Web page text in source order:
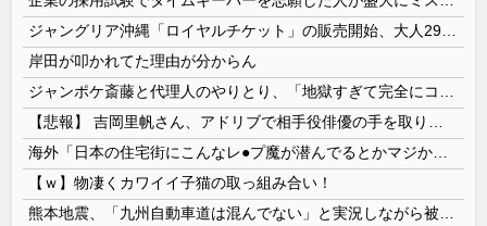
岸田が叩かれてた理由が分からん
【ｗ】物凄くカワイイ子猫の取っ組み合い！